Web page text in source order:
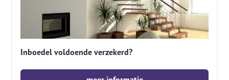
Inboedel voldoende verzekerd?